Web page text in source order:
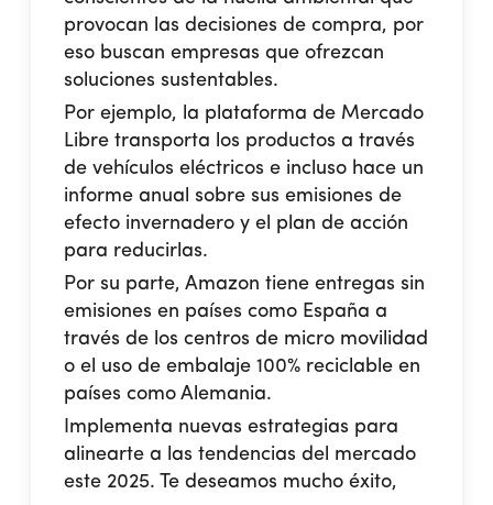
provocan las decisiones de compra, por
eso buscan empresas que ofrezcan
soluciones sustentables.
Por ejemplo, la plataforma de Mercado
Libre transporta los productos a través
de vehículos eléctricos e incluso hace un
informe anual sobre sus emisiones de
efecto invernadero y el plan de acción
para reducirlas.
Por su parte, Amazon tiene entregas sin
emisiones en países como España a
través de los centros de micro movilidad
o el uso de embalaje 100% reciclable en
países como Alemania.
Implementa nuevas estrategias para
alinearte a las tendencias del mercado
este 2025. Te deseamos mucho éxito,